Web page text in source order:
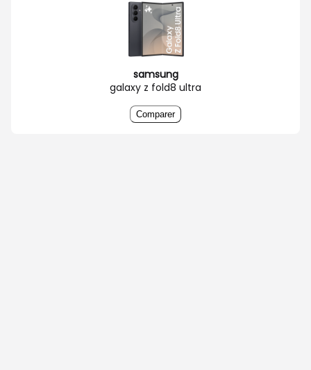
samsung
galaxy z fold8 ultra
Comparer